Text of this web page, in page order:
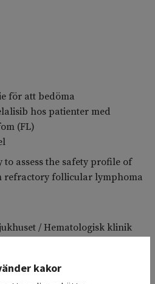
för att bedöma
hos patienter med
(FL)
assess the safety profile of
refractory follicular lymphoma
/ Hematologisk klinik
kakor